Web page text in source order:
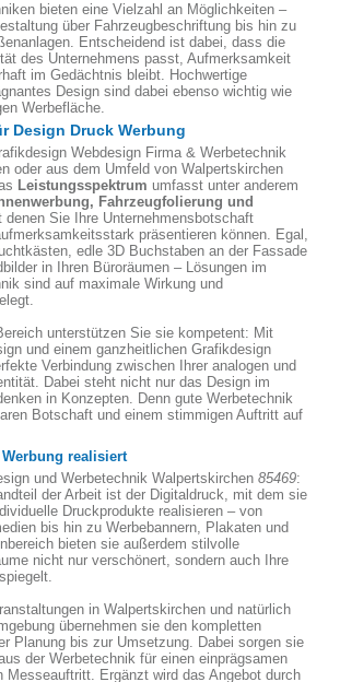
bieten eine Vielzahl an Möglichkeiten –
über Fahrzeugbeschriftung bis hin zu
Entscheidend ist dabei, dass die
des Unternehmens passt, Aufmerksamkeit
im Gedächtnis bleibt. Hochwertige
Design sind dabei ebenso wichtig wie
Werbefläche.
Design Druck Werbung
Webdesign Firma & Werbetechnik
oder aus dem Umfeld von Walpertskirchen
Leistungsspektrum umfasst unter anderem
Fahrzeugfolierung und
denen Sie Ihre Unternehmensbotschaft
präsentieren können. Egal,
edle 3D Buchstaben an der Fassade
in Ihren Büroräumen – Lösungen im
sind auf maximale Wirkung und
unterstützen Sie sie kompetent: Mit
und einem ganzheitlichen Grafikdesign
Verbindung zwischen Ihrer analogen und
Dabei steht nicht nur das Design im
in Konzepten. Denn gute Werbetechnik
Botschaft und einem stimmigen Auftritt auf
realisiert
und Werbetechnik Walpertskirchen 85469:
der Arbeit ist der Digitaldruck, mit dem sie
Druckprodukte realisieren – von
bis hin zu Werbebannern, Plakaten und
bieten sie außerdem stilvolle
nicht nur verschönert, sondern auch Ihre
in Walpertskirchen und natürlich
übernehmen sie den kompletten
Planung bis zur Umsetzung. Dabei sorgen sie
der Werbetechnik für einen einprägsamen
Messeauftritt. Ergänzt wird das Angebot durch